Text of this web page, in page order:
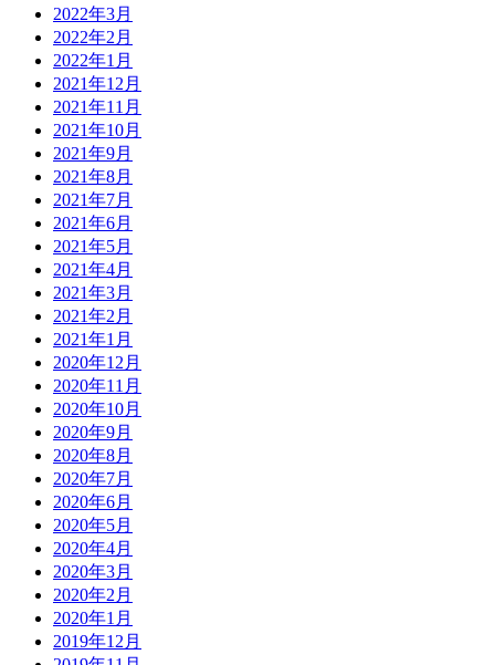
2022年3月
2022年2月
2022年1月
2021年12月
2021年11月
2021年10月
2021年9月
2021年8月
2021年7月
2021年6月
2021年5月
2021年4月
2021年3月
2021年2月
2021年1月
2020年12月
2020年11月
2020年10月
2020年9月
2020年8月
2020年7月
2020年6月
2020年5月
2020年4月
2020年3月
2020年2月
2020年1月
2019年12月